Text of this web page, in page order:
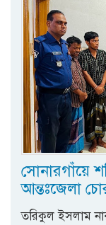
সোনারগাঁয়ে
আন্তঃজেলা
তরিকুল ইসলাম